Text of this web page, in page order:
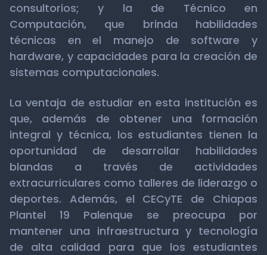
consultorios; y la de Técnico en
Computación, que brinda habilidades
técnicas en el manejo de software y
hardware, y capacidades para la creación de
sistemas computacionales.
La ventaja de estudiar en esta institución es
que, además de obtener una formación
integral y técnica, los estudiantes tienen la
oportunidad de desarrollar habilidades
blandas a través de actividades
extracurriculares como talleres de liderazgo o
deportes. Además, el CECyTE de Chiapas
Plantel 19 Palenque se preocupa por
mantener una infraestructura y tecnología
de alta calidad para que los estudiantes